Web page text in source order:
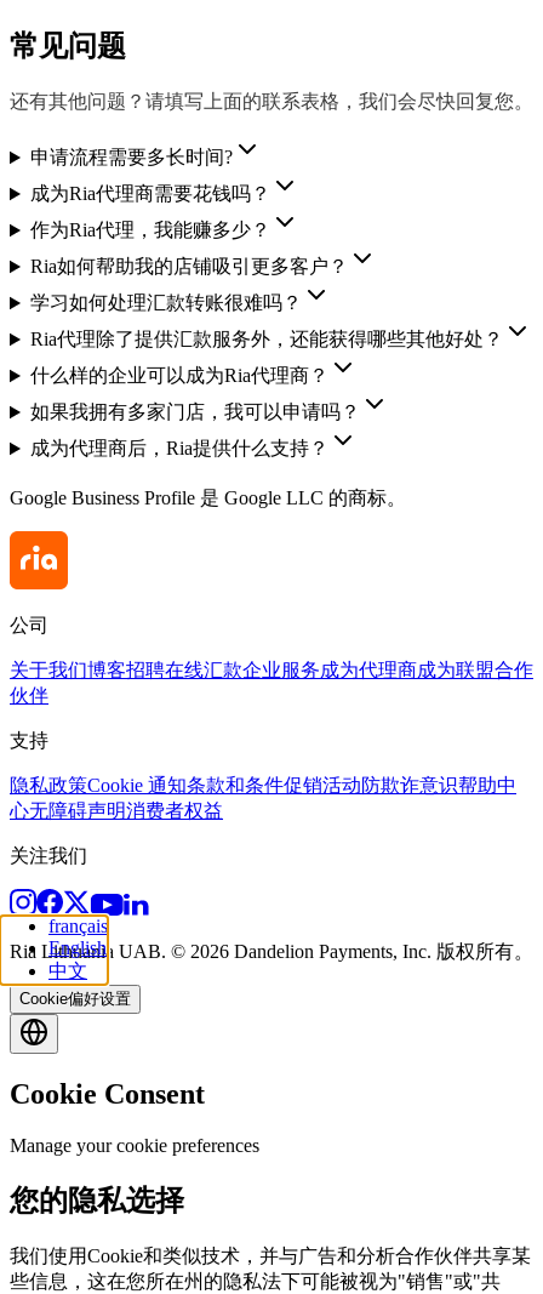
常见问题
还有其他问题？请填写上面的联系表格，我们会尽快回复您。
申请流程需要多长时间?
成为Ria代理商需要花钱吗？
作为Ria代理，我能赚多少？
Ria如何帮助我的店铺吸引更多客户？
学习如何处理汇款转账很难吗？
Ria代理除了提供汇款服务外，还能获得哪些其他好处？
什么样的企业可以成为Ria代理商？
如果我拥有多家门店，我可以申请吗？
成为代理商后，Ria提供什么支持？
Google Business Profile 是 Google LLC 的商标。
公司
关于我们博客招聘在线汇款企业服务成为代理商成为联盟合作
伙伴
支持
隐私政策Cookie 通知条款和条件促销活动防欺诈意识帮助中
心无障碍声明消费者权益
关注我们
Ria Lithuania UAB. © 2026 Dandelion Payments, Inc. 版权所有。
Cookie偏好设置
français
English
中文
Cookie Consent
Manage your cookie preferences
您的隐私选择
我们使用Cookie和类似技术，并与广告和分析合作伙伴共享某
些信息，这在您所在州的隐私法下可能被视为"销售"或"共